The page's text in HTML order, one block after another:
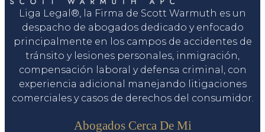
Liga Legal®, la Firma de Scott Warmuth es un
despacho de abogados dedicado y enfocado
principalmente en los campos de accidentes de
tránsito y lesiones personales, inmigración,
compensación laboral y defensa criminal, con
experiencia adicional manejando litigaciones
comerciales y casos de derechos del consumidor.
Abogados Cerca De Mi